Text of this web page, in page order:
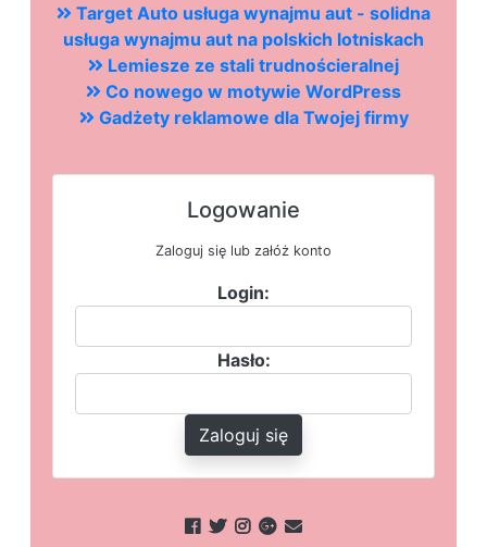
Target Auto usługa wynajmu aut - solidna
usługa wynajmu aut na polskich lotniskach
Lemiesze ze stali trudnościeralnej
Co nowego w motywie WordPress
Gadżety reklamowe dla Twojej firmy
Logowanie
Zaloguj się lub załóż konto
Login:
Hasło:
Zaloguj się